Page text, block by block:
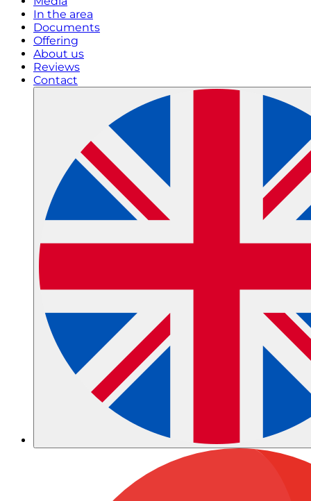
In the area
Documents
Offering
About us
Reviews
Contact